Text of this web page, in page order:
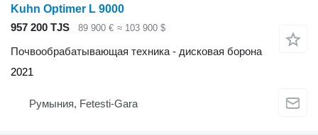
Kuhn Optimer L 9000
957 200 TJS
89 900 € ≈ 103 900 $
Почвообрабатывающая техника - дисковая борона
2021
Румыния, Fetesti-Gara